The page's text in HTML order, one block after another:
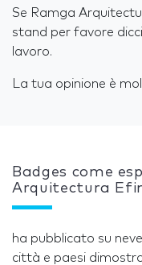
Se Ramga
stand per favore
lavoro.
La tua opinione è
Badges come
Arquitectura
ha pubblicato su
città e paesi